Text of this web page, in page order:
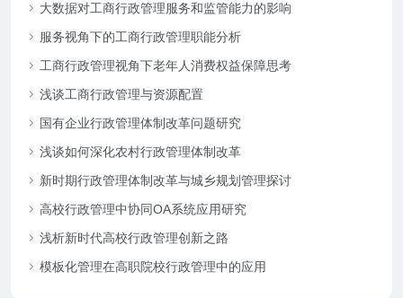
大数据对工商行政管理服务和监管能力的影响
服务视角下的工商行政管理职能分析
工商行政管理视角下老年人消费权益保障思考
浅谈工商行政管理与资源配置
国有企业行政管理体制改革问题研究
浅谈如何深化农村行政管理体制改革
新时期行政管理体制改革与城乡规划管理探讨
高校行政管理中协同OA系统应用研究
浅析新时代高校行政管理创新之路
模板化管理在高职院校行政管理中的应用